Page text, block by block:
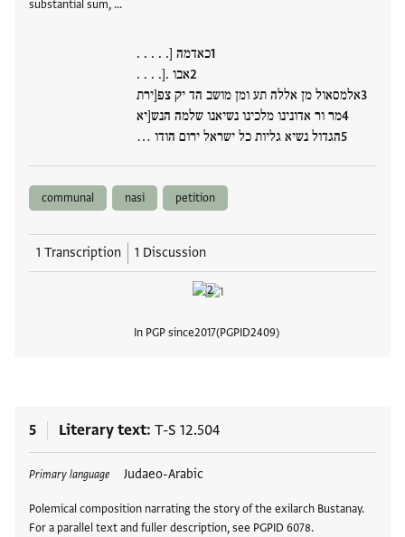
substantial sum, …
כאדמה [. . . . .
אבו .[. . . .
אלמסאול מן אללה תע ומן מושב הד יק צפ[ירת
מר ור אדונינו מלכינו נשיאנו שלמה הנש[יא
הגדול נשיא גליות כל ישראל ירום הודו …
communal nasi petition
1 Transcription 1 Discussion
In PGP since2017 PGPID2409
5 Literary text T-S 12.504
Primary language Judaeo-Arabic
Polemical composition narrating the story of the exilarch Bustanay.
For a parallel text and fuller description, see PGPID 6078.
Tags